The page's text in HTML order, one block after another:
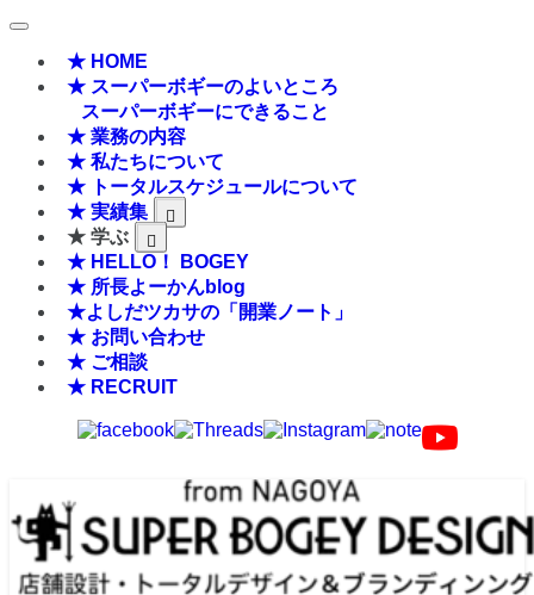
★ HOME
★ スーパーボギーのよいところ
スーパーボギーにできること
★ 業務の内容
★ 私たちについて
★ トータルスケジュールについて
★ 実績集
★ 学ぶ
★ HELLO！ BOGEY
★ 所長よーかんblog
★よしだツカサの「開業ノート」
★ お問い合わせ
★ ご相談
★ RECRUIT